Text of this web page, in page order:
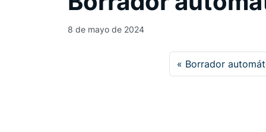
8 de mayo de 2024
Borrador